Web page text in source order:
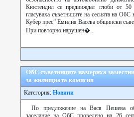
Кюстендил се предвиждат глоби от
гласуваха съветниците на сесията на
Кубер прес” Емилия Васева общински
При повторно нарушен�...
ОбС съветниците намериха
за жилищната комисия
Категория: Новини
По предложение на Вася Пешева
заседание на ОбС проведено на 26